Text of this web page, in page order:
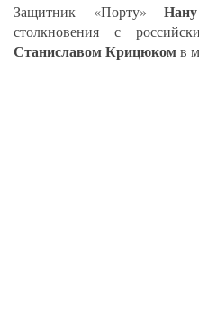
Защитник «Порту»
столкновения с
Станиславом Крицюкомв